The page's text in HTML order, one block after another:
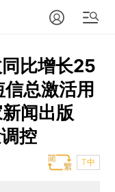
比增长25
总激活用
闻出版
控
T中